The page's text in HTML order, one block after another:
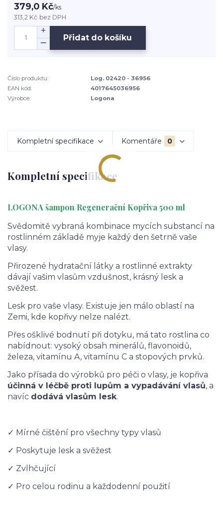
379,0 Kč/ks
313,2 Kč bez DPH
Přidat do košíku
Číslo produktu:
Log. 02420 - 36956
EAN kód:
4017645036956
Výrobce:
Logona
Kompletní specifikace Komentáře 0
Kompletní specifikace
LOGONA šampon Regenerační Kopřiva 500 ml
Svědomitě vybraná kombinace mycích substancí na
rostlinném základě myje každý den šetrně vaše
vlasy.
Přirozené hydratační látky a rostlinné extrakty
dávají vašim vlasům vzdušnost, krásný lesk a
svěžest.
Lesk pro vaše vlasy. Existuje jen málo oblastí na
Zemi, kde kopřivy nelze nalézt.
Přes ošklivé bodnutí při dotyku, má tato rostlina co
nabídnout: vysoký obsah minerálů, flavonoidů,
železa, vitamínu A, vitamínu C a stopových prvků.
Jako přísada do výrobků pro péči o vlasy, je kopřiva
účinná v léčbě proti lupům a vypadávání vlasů, a
navíc dodává vlasům lesk.
✓ Mírné čištění pro všechny typy vlasů
✓ Poskytuje lesk a svěžest
✓ Zvlhčující
✓ Pro celou rodinu a každodenní použití